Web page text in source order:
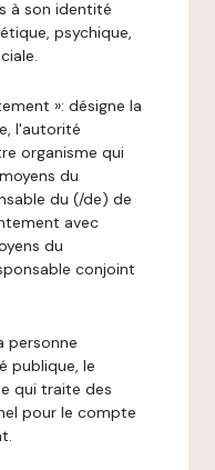
à son identité
psychique,
»: désigne la
l'autorité
organisme qui
du
du (/de) de
avec
du
conjoint
personne
publique, le
qui traite des
pour le compte